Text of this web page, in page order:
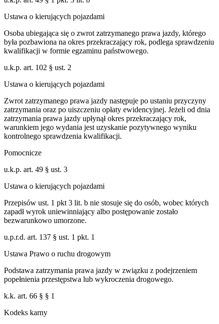
Ustawa o kierujących pojazdami
Osoba ubiegająca się o zwrot zatrzymanego prawa jazdy, którego
była pozbawiona na okres przekraczający rok, podlega sprawdzeniu
kwalifikacji w formie egzaminu państwowego.
u.k.p. art. 102 § ust. 2
Ustawa o kierujących pojazdami
Zwrot zatrzymanego prawa jazdy następuje po ustaniu przyczyny
zatrzymania oraz po uiszczeniu opłaty ewidencyjnej. Jeżeli od dnia
zatrzymania prawa jazdy upłynął okres przekraczający rok,
warunkiem jego wydania jest uzyskanie pozytywnego wyniku
kontrolnego sprawdzenia kwalifikacji.
Pomocnicze
u.k.p. art. 49 § ust. 3
Ustawa o kierujących pojazdami
Przepisów ust. 1 pkt 3 lit. b nie stosuje się do osób, wobec których
zapadł wyrok uniewinniający albo postępowanie zostało
bezwarunkowo umorzone.
u.p.r.d. art. 137 § ust. 1 pkt. 1
Ustawa Prawo o ruchu drogowym
Podstawa zatrzymania prawa jazdy w związku z podejrzeniem
popełnienia przestępstwa lub wykroczenia drogowego.
k.k. art. 66 § § 1
Kodeks karny